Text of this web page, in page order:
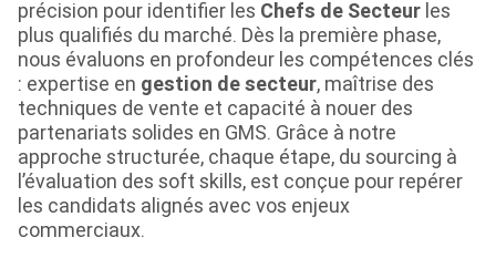
précision pour identifier les Chefs de Secteur les
plus qualifiés du marché. Dès la première phase,
nous évaluons en profondeur les compétences clés
: expertise en gestion de secteur, maîtrise des
techniques de vente et capacité à nouer des
partenariats solides en GMS. Grâce à notre
approche structurée, chaque étape, du sourcing à
l’évaluation des soft skills, est conçue pour repérer
les candidats alignés avec vos enjeux
commerciaux.